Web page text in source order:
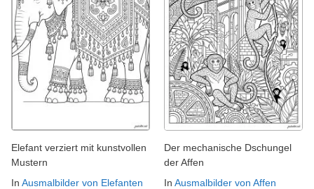
Elefant verziert mit kunstvollen
Mustern
In Ausmalbilder von Elefanten
Der mechanische Dschungel
der Affen
In Ausmalbilder von Affen